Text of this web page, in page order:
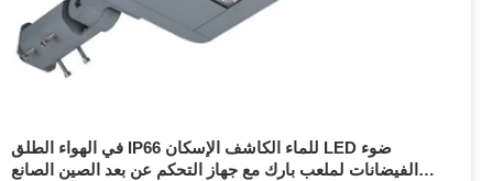
في الهواء الطلق IP66 للماء الكاشف الإسكان LED ضوء
الفيضانات لملعب بارك مع جهاز التحكم عن بعد الصين الصانع